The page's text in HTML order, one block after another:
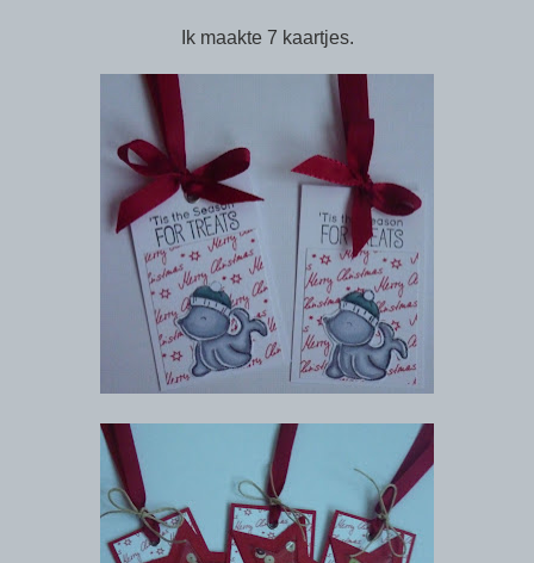
Ik maakte 7 kaartjes.